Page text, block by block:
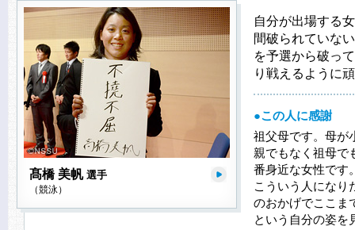
髙橋 美帆 選手
（競泳）
自分が出場する
間破られていな
を予選から破っ
り戦えるように
●この人に感謝
祖父母です。母が
親でもなく祖母で
番身近な女性です
こういう人になり
のおかげでここま
という自分の姿を